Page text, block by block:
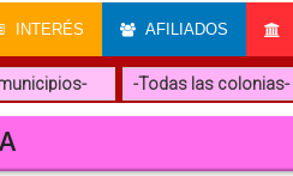
INTERÉS AFILIADOS